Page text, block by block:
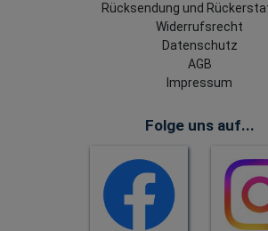
Rücksendung und
Widerrufsrecht
Datenschutz
AGB
Impressum
Folge uns auf...